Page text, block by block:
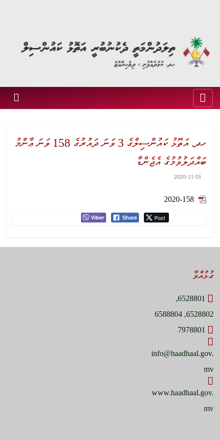
ހދ. އަތޮޅު ކައުންސިލްގެ 3 ވަނަ ދައުރުގެ 158 ވަނަ ޢާންމު
ބައްދަލުވުމުގެ އެޖެންޑާ
2020-11-05
2020-158
Viber Share Post
ގުޅުއްވާ
6528801,
6528802, 6588804
info@haadhaal.gov.
mv
www.haadhaal.gov.
mv